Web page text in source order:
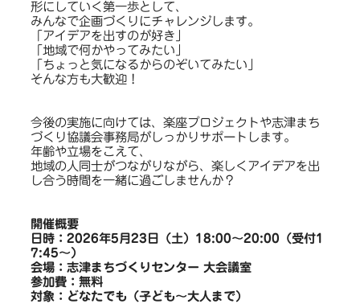
形にしていく第一歩として、
みんなで企画づくりにチャレンジします。
「アイデアを出すのが好き」
「地域で何かやってみたい」
「ちょっと気になるからのぞいてみたい」
そんな方も大歓迎！
今後の実施に向けては、楽座プロジェクトや志津まち
づくり協議会事務局がしっかりサポートします。
年齢や立場をこえて、
地域の人同士がつながりながら、楽しくアイデアを出
し合う時間を一緒に過ごしませんか？
開催概要
日時：2026年5月23日（土）18:00〜20:00（受付1
7:45〜）
会場：志津まちづくりセンター 大会議室
参加費：無料
対象：どなたでも（子ども〜大人まで）